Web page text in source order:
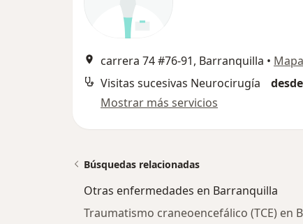
carrera 74 #76-91, Barranquilla • Mapa
Visitas sucesivas Neurocirugía
Mostrar más servicios
Búsquedas relacionadas
Otras enfermedades en Barranquilla
Traumatismo craneoencefálico (TCE) en